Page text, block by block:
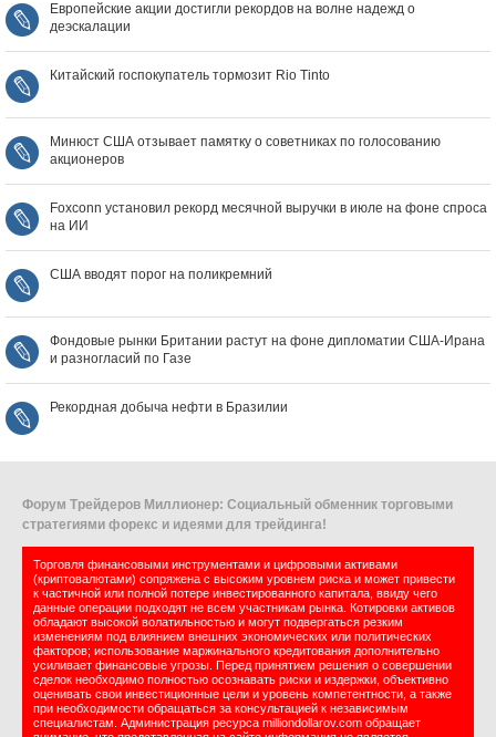
Европейские акции достигли рекордов на волне надежд о
деэскалации
Китайский госпокупатель тормозит Rio Tinto
Минюст США отзывает памятку о советниках по голосованию
акционеров
Foxconn установил рекорд месячной выручки в июле на фоне спроса
на ИИ
США вводят порог на поликремний
Фондовые рынки Британии растут на фоне дипломатии США‑Ирана
и разногласий по Газе
Рекордная добыча нефти в Бразилии
Форум Трейдеров Миллионер: Социальный обменник торговыми
стратегиями форекс и идеями для трейдинга!
Торговля финансовыми инструментами и цифровыми активами
(криптовалютами) сопряжена с высоким уровнем риска и может привести
к частичной или полной потере инвестированного капитала, ввиду чего
данные операции подходят не всем участникам рынка. Котировки активов
обладают высокой волатильностью и могут подвергаться резким
изменениям под влиянием внешних экономических или политических
факторов; использование маржинального кредитования дополнительно
усиливает финансовые угрозы. Перед принятием решения о совершении
сделок необходимо полностью осознавать риски и издержки, объективно
оценивать свои инвестиционные цели и уровень компетентности, а также
при необходимости обращаться за консультацией к независимым
специалистам. Администрация ресурса milliondollarov.com обращает